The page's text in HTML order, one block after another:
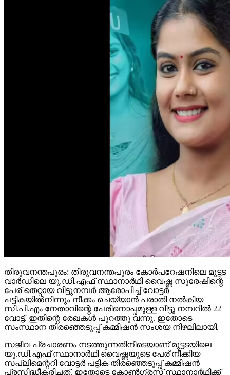
തിരുവനന്തപുരം: തിരുവനന്തപുരം കോര്‍പറേഷനിലെ മുട്ടട
വാര്‍ഡിലെ യു.ഡി.എഫ് സ്ഥാനാര്‍ഥി വൈഷ്ണ സുരേഷിന്റെ
പേര് തെറ്റായ വീട്ടുനമ്പര്‍ ആരോപിച്ച് വോട്ടര്‍
പട്ടികയില്‍നിന്നും നീക്കം ചെയ്യാന്‍ പരാതി നല്‍കിയ
സി.പി.എം നേതാവിന്റെ പേരിനൊപ്പമുള്ള വീട്ടു നമ്പറില്‍ 22
വോട്ട്. ഇതിന്റെ രേഖകള്‍ പുറത്തു വന്നു. ഇതോടെ
സംസ്ഥാന തിരഞ്ഞെടുപ്പ് കമ്മീഷന്‍ സംശയ നിഴലിലായി.
സജീവ പ്രചാരണം നടത്തുന്നതിനിടെയാണ് മുട്ടടയിലെ
യു.ഡി.എഫ് സ്ഥാനാര്‍ഥി വൈഷ്ണയുടെ പേര് നീക്കിയ
സപ്ലിമെന്ററി വോട്ടര്‍ പട്ടിക തിരഞ്ഞെടുപ്പ് കമ്മിഷന്‍
പ്രസിദ്ധീകരിച്ചത്. ഇതോടെ കോണ്‍ഗ്രസ് സ്ഥാനാര്‍ഥിക്ക്